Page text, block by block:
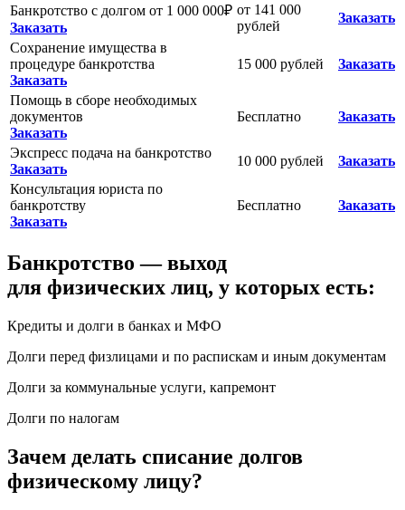
Банкротство с долгом от 1 000 000₽
Заказать
от 141 000
рублей
Заказать
Сохранение имущества в
процедуре банкротства
Заказать
15 000 рублей Заказать
Помощь в сборе необходимых
документов
Заказать
Бесплатно Заказать
Экспресс подача на банкротство
Заказать
10 000 рублей
Заказать
Консультация юриста по
банкротству
Заказать
Бесплатно Заказать
Банкротство — выход
для физических лиц, у которых есть:
Кредиты и долги в банках и МФО
Долги перед физлицами и по распискам и иным документам
Долги за коммунальные услуги, капремонт
Долги по налогам
Зачем делать списание долгов
физическому лицу?